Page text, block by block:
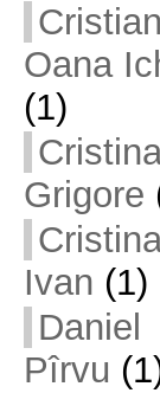
Oana
(1)
Grigore
Ivan (1)
Daniel
Pîrvu